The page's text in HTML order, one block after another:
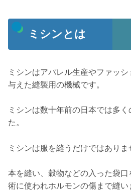
ミシンとは
ミシンはアパレル生産やファッ
与えた縫製用の機械です。
ミシンは数十年前の日本では多
た。
ミシンは服を縫うだけではありま
本を縫い、穀物などの入った袋
術に使われホルモンの傷まで縫い